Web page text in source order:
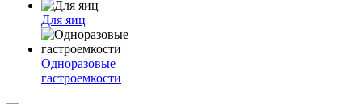
Для яиц
Одноразовые
гастроемкости